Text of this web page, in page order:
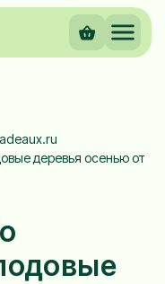
деревья осенью от